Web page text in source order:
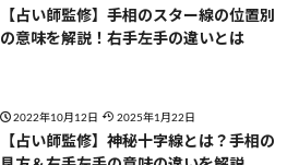
【占い師監修】手相のスター線の位置別
の意味を解説！右手左手の違いとは
2022年10月12日 2025年1月22日
【占い師監修】神秘十字線とは？手相の